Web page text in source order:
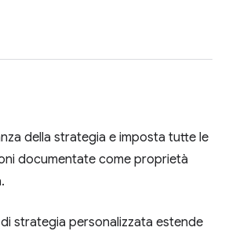
della strategia e imposta tutte le
documentate come proprietà
strategia personalizzata estende